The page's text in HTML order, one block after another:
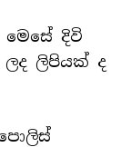
දිවි
ලිපියක් ද